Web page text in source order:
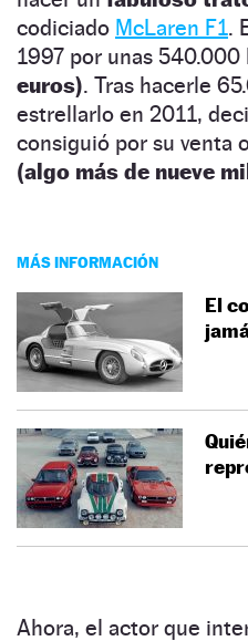
codiciado McLaren F1.
1997 por unas 540.000
euros). Tras hacerle
estrellarlo en 2011,
consiguió por su venta
(algo más de nueve
MÁS INFORMACIÓN
El
Ahora, el actor que